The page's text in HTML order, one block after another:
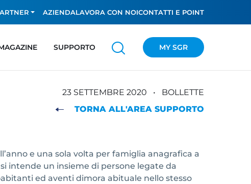
AZIENDALAVORA CON NOICONTATTI E POINT
SUPPORTO MY SGR
23 SETTEMBRE 2020 •
BOLLETTE
TORNA ALL'AREA SUPPORTO
e una sola volta per famiglia anagrafica a
intende un insieme di persone legate da
ed aventi dimora abituale nello stesso